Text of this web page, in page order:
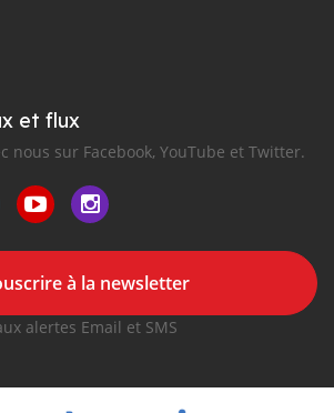
et flux
nous sur Facebook, YouTube et Twitter.
à la newsletter
alertes Email et SMS